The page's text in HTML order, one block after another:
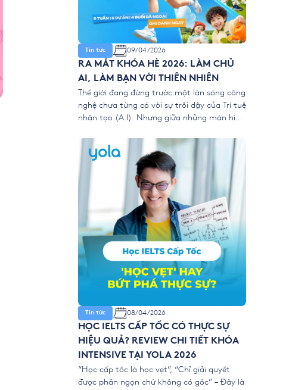
Tin tức 09/04/2026
RA MẮT KHÓA HÈ 2026: LÀM CHỦ
AI, LÀM BẠN VỚI THIÊN NHIÊN
Thế giới đang đứng trước một làn sóng công
nghệ chưa từng có với sự trỗi dậy của Trí tuệ
nhân tạo (A.I). Nhưng giữa những màn hình
để trẻ “ngắt kết nối” với vẻ đẹp của thiên
nhiên? 👉 Khóa hè 2026 chính thức […]
Tin tức 08/04/2026
HỌC IELTS CẤP TỐC CÓ THỰC SỰ
HIỆU QUẢ? REVIEW CHI TIẾT KHÓA
INTENSIVE TẠI YOLA 2026
“Học cấp tốc là học vẹt”, “Chỉ giải quyết
được phần ngọn chứ không có gốc” – Đây là